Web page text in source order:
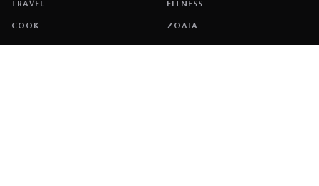
TRAVEL FITNESS
COOK ΖΩΔΙΑ